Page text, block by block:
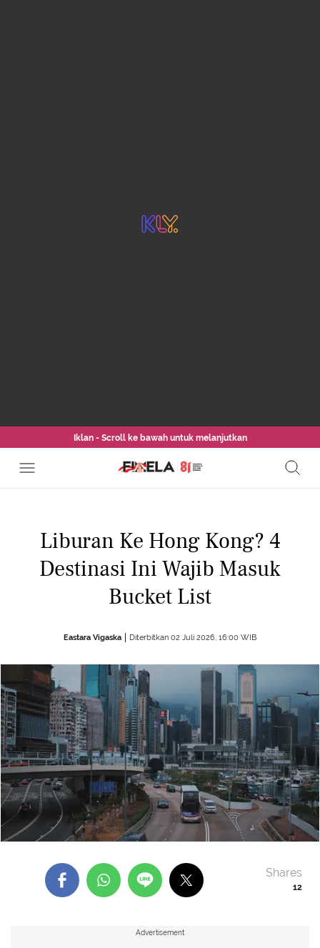
Iklan - Scroll ke bawah untuk melanjutkan
Liburan Ke Hong Kong? 4
Destinasi Ini Wajib Masuk
Bucket List
Eastara Vigaska Diterbitkan 02 Juli 2026, 16:00 WIB
12
Shares